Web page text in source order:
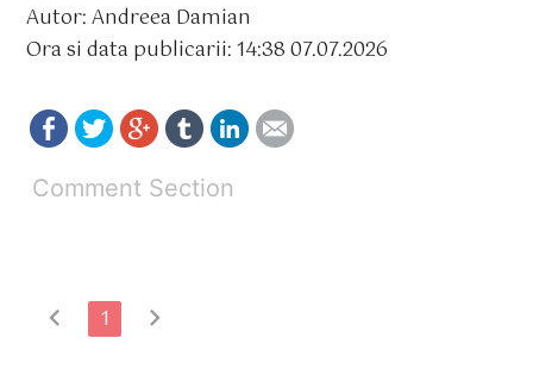
Autor: Andreea Damian
Ora si data publicarii: 14:38 07.07.2026
Comment Section
chevron_left 1 chevron_right